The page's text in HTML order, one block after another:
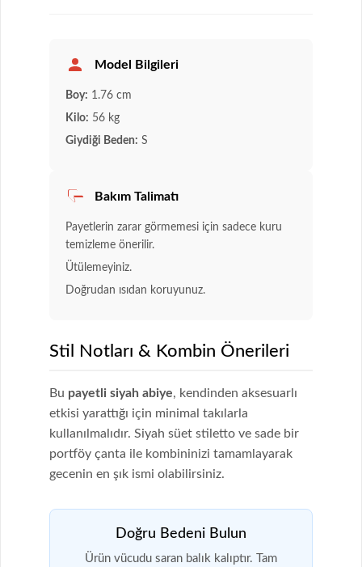
Model Bilgileri
Boy: 1.76 cm
Kilo: 56 kg
Giydiği Beden: S
Bakım Talimatı
Payetlerin zarar görmemesi için sadece kuru
temizleme önerilir.
Ütülemeyiniz.
Doğrudan ısıdan koruyunuz.
Stil Notları & Kombin Önerileri
Bu payetli siyah abiye, kendinden aksesuarlı
etkisi yarattığı için minimal takılarla
kullanılmalıdır. Siyah süet stiletto ve sade bir
portföy çanta ile kombininizi tamamlayarak
gecenin en şık ismi olabilirsiniz.
Doğru Bedeni Bulun
Ürün vücudu saran balık kalıptır. Tam